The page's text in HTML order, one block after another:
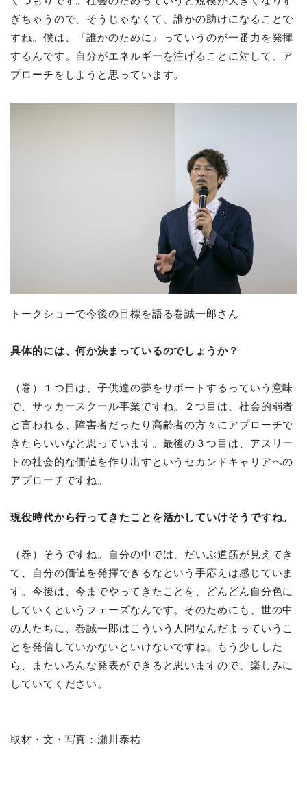
ぎちゃうので、そうじゃなくて、誰かの助けになることで
すね。僕は、『誰かのために』っていうのが一番力を発揮
するんです。自分がエネルギーを注げることに対して、ア
プローチをしようと思っています。
トークショーで今後の目標を語る巻誠一郎さん
具体的には、何か決まっているのでしょうか？
（巻）１つ目は、子供達の夢をサポートするっていう意味
で、サッカースクール事業ですね。２つ目は、社会的弱者
と言われる、障害者だったり高齢者の方々にアプローチで
きたらいいなと思っています。最後の３つ目は、アスリー
トの社会的な価値を作り出すというセカンドキャリアへの
アプローチですね。
現役時代から行ってきたことを活かしていけそうですね。
（巻）そうですね。自分の中では、だいぶ道筋が見えてき
て、自分の価値を発揮できるなという手応えは感じていま
す。今後は、今までやってきたことを、どんどん自分色に
していくというフェーズなんです。そのためにも、世の中
の人たちに、巻誠一郎はこういう人間なんだよっていうこ
とを発信していかないといけないですね。もう少しした
ら、またいろんな発表ができると思いますので、楽しみに
していてください。
取材・文・写真：瀬川泰祐